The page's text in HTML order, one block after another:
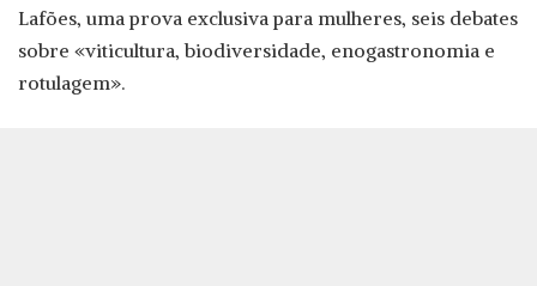
Lafões, uma prova exclusiva para mulheres, seis debates
sobre «viticultura, biodiversidade, enogastronomia e
rotulagem».